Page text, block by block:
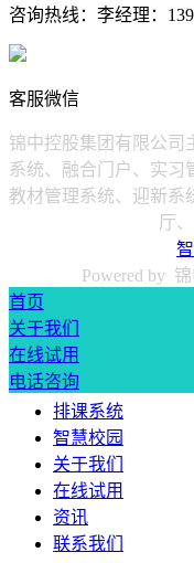
咨询热线： 李经理：
客服微信
锦中控股集团有限公司
系统、融合门户、实习
教材管理系统、迎新系
厅
Powered by
首页
关于我们
在线试用
电话咨询
排课系统
智慧校园
关于我们
在线试用
资讯
联系我们